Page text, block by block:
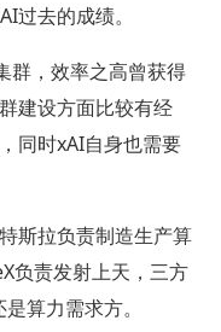
过去的成绩。
群，效率之高曾获得
建设方面比较有经
同时xAI自身也需要
斯拉负责制造生产算
负责发射上天，三方
算力需求方。